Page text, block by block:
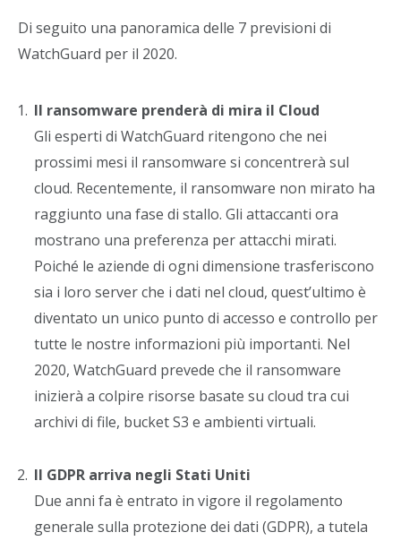
Di seguito una panoramica delle 7 previsioni di
WatchGuard per il 2020.
Il ransomware prenderà di mira il Cloud
Gli esperti di WatchGuard ritengono che nei
prossimi mesi il ransomware si concentrerà sul
cloud. Recentemente, il ransomware non mirato ha
raggiunto una fase di stallo. Gli attaccanti ora
mostrano una preferenza per attacchi mirati.
Poiché le aziende di ogni dimensione trasferiscono
sia i loro server che i dati nel cloud, quest’ultimo è
diventato un unico punto di accesso e controllo per
tutte le nostre informazioni più importanti. Nel
2020, WatchGuard prevede che il ransomware
inizierà a colpire risorse basate su cloud tra cui
archivi di file, bucket S3 e ambienti virtuali.
Il GDPR arriva negli Stati Uniti
Due anni fa è entrato in vigore il regolamento
generale sulla protezione dei dati (GDPR), a tutela